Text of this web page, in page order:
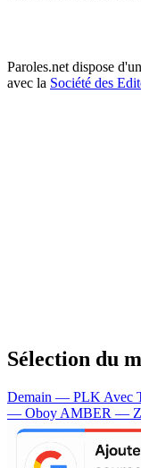
Paroles.net dispose
avec la Société des
Sélection du
Demain — PLK Avec
— Oboy AMBER —